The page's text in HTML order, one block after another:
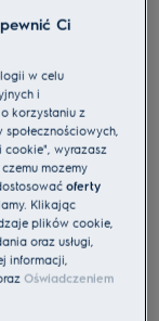
l
wnętrza
dry i auto-off
Ci
w celu
i
korzystaniu z
cookie", wyrażasz
możemy
oferty
Klikając
plików cookie,
oraz usługi,
informacji,
Oświadczeniem